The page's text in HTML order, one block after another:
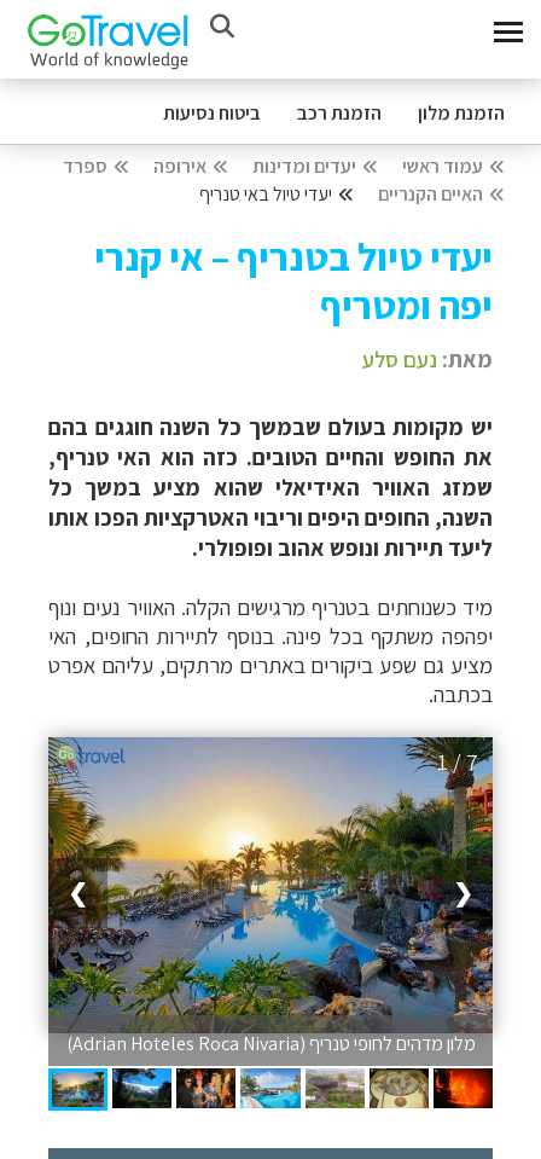
הזמנת מלון הזמנת רכב ביטוח נסיעות
עמוד ראשי יעדים ומדינות אירופה
ספרד
האיים הקנריים
יעדי טיול באי טנריף
יעדי טיול בטנריף – אי קנרי
יפה ומטריף
מאת: נעם סלע
יש מקומות בעולם שבמשך כל השנה חוגגים בהם
את החופש והחיים הטובים. כזה הוא האי טנריף,
שמזג האוויר האידיאלי שהוא מציע במשך כל
השנה, החופים היפים וריבוי האטרקציות הפכו אותו
ליעד תיירות ונופש אהוב ופופולרי.
מיד כשנוחתים בטנריף מרגישים הקלה. האוויר נעים ונוף
יפהפה משתקף בכל פינה. בנוסף לתיירות החופים, האי
מציע גם שפע ביקורים באתרים מרתקים, עליהם אפרט
בכתבה.
1 / 7
❯ ❮
מלון מדהים לחופי טנריף (Adrian Hoteles Roca Nivaria)